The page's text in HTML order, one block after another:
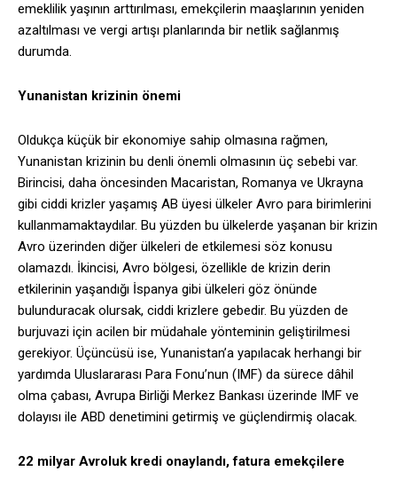
emeklilik yaşının arttırılması, emekçilerin maaşlarının yeniden
azaltılması ve vergi artışı planlarında bir netlik sağlanmış
durumda.
Yunanistan krizinin önemi
Oldukça küçük bir ekonomiye sahip olmasına rağmen,
Yunanistan krizinin bu denli önemli olmasının üç sebebi var.
Birincisi, daha öncesinden Macaristan, Romanya ve Ukrayna
gibi ciddi krizler yaşamış AB üyesi ülkeler Avro para birimlerini
kullanmamaktaydılar. Bu yüzden bu ülkelerde yaşanan bir krizin
Avro üzerinden diğer ülkeleri de etkilemesi söz konusu
olamazdı. İkincisi, Avro bölgesi, özellikle de krizin derin
etkilerinin yaşandığı İspanya gibi ülkeleri göz önünde
bulunduracak olursak, ciddi krizlere gebedir. Bu yüzden de
burjuvazi için acilen bir müdahale yönteminin geliştirilmesi
gerekiyor. Üçüncüsü ise, Yunanistan’a yapılacak herhangi bir
yardımda Uluslararası Para Fonu’nun (IMF) da sürece dâhil
olma çabası, Avrupa Birliği Merkez Bankası üzerinde IMF ve
dolayısı ile ABD denetimini getirmiş ve güçlendirmiş olacak.
22 milyar Avroluk kredi onaylandı, fatura emekçilere